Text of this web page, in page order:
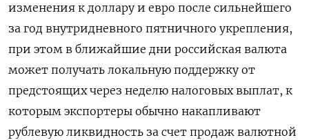
изменения к доллару и евро после сильнейшего
за год внутридневного пятничного укрепления,
при этом в ближайшие дни российская валюта
может получать локальную поддержку от
предстоящих через неделю налоговых выплат, к
которым экспортеры обычно накапливают
рублевую ликвидность за счет продаж валютной